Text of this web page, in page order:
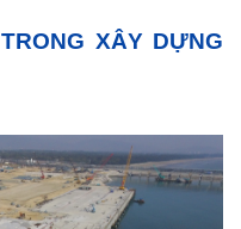
XÂY DỰNG